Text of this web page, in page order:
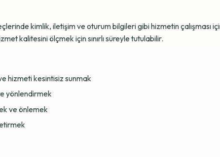
kimlik, iletişim ve oturum bilgileri gibi hizmetin çalışması
kalitesini ölçmek için sınırlı süreyle tutulabilir.
hizmeti kesintisiz sunmak
yönlendirmek
ve önlemek